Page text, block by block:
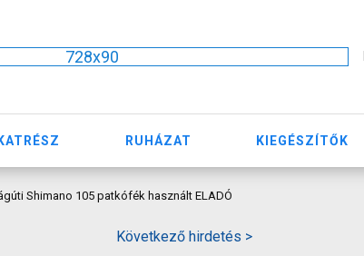
728x90
RUHÁZAT KIEGÉSZÍTŐK
Shimano 105 patkófék használt ELADÓ
Következő hirdetés >